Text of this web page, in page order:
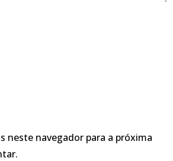
neste navegador para a próxima